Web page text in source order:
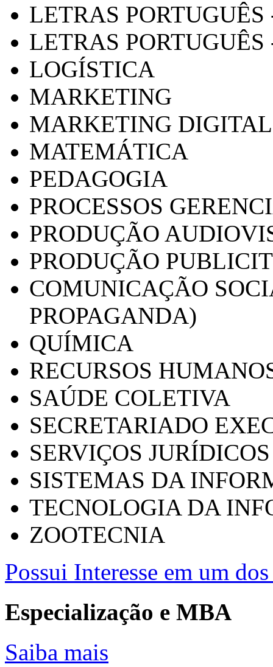
LETRAS
LETRAS PORTUGUÊS
LOGÍSTICA
MARKETING
MARKETING DIGITAL
MATEMÁTICA
PEDAGOGIA
PROCESSOS
PRODUÇÃO
PRODUÇÃO
COMUNICAÇÃO
PROPAGANDA)
QUÍMICA
RECURSOS
SAÚDE COLETIVA
SECRETARIADO
SERVIÇOS
SISTEMAS DA
TECNOLOGIA DA
ZOOTECNIA
Possui Interesse em um
Especialização e MBA
Saiba mais